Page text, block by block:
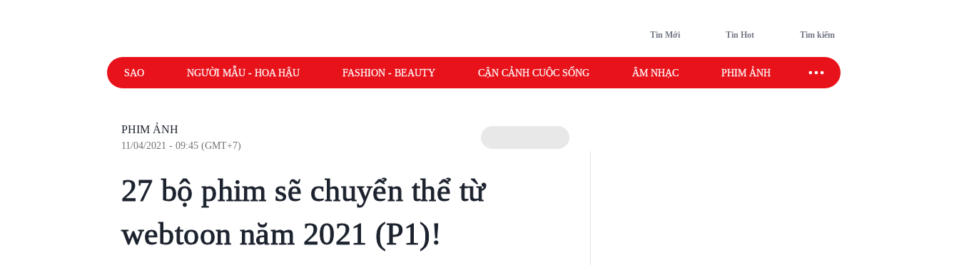
Tin Mới Tin Hot Tìm kiếm
SAO NGƯỜI MẪU - HOA HẬU FASHION - BEAUTY CẬN CẢNH CUỘC SỐNG ÂM NHẠC PHIM ẢNH SAO SPORT
PHIM ẢNH
11/04/2021 - 09:45 (GMT+7)
27 bộ phim sẽ chuyển thể từ
webtoon năm 2021 (P1)!